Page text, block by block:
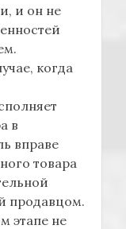
и он не
когда
в
вправе
товара
продавцом.
этапе не